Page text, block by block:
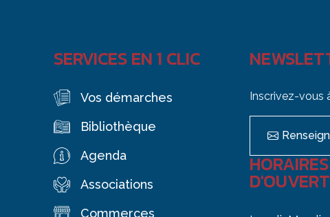
SERVICES EN 1 CLIC
Vos démarches
Bibliothèque
Agenda
Associations
Commerces
Inscrivez-vous
HORAIRES